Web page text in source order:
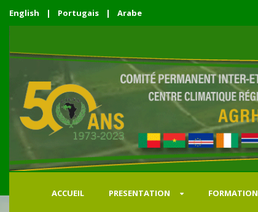
English | Portugais | Arabe
ACCUEIL PRESENTATION FORMATION